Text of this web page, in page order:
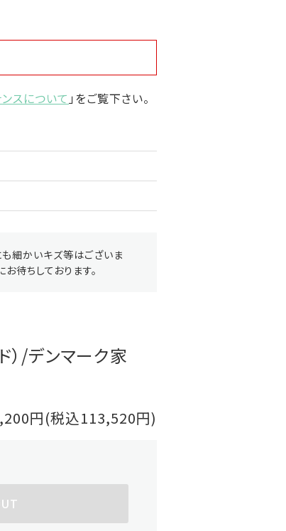
スについて 」をご覧下さい。
細かいキズ等はございま
待ちしております。
）/デンマーク家
円(税込113,520円)